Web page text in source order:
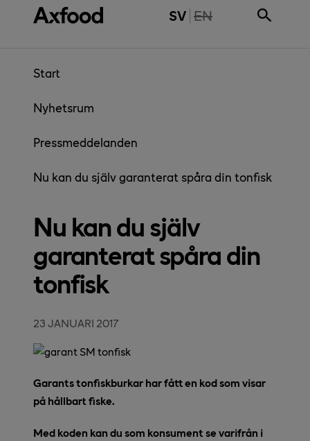
Gå direkt till innehåll SV THE PAGE IS NOT
EN
Start
Nyhetsrum
Pressmeddelanden
Nu kan du själv garanterat spåra din tonfisk
Nu kan du själv
garanterat spåra din
tonfisk
23 JANUARI 2017
Garants tonfiskburkar har fått en kod som visar
på hållbart fiske.
Med koden kan du som konsument se varifrån i